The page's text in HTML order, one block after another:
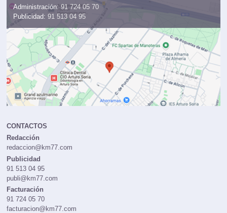
Administración: 91 724 05 70
Publicidad: 91 513 04 95
CONTACTOS
Redacción
redaccion@km77.com
Publicidad
91 513 04 95
publi@km77.com
Facturación
91 724 05 70
facturacion@km77.com